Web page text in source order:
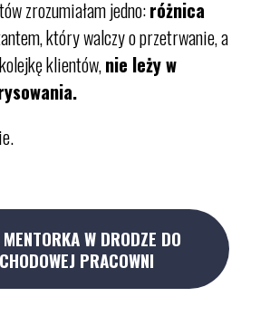
zrozumiałam jedno:różnica
który walczy o przetrwanie, a
klientów,nie leży w
W DRODZE DO
PRACOWNI